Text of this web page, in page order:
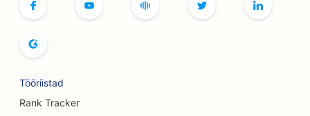
SEO leivaküpsetiste jaoks
SEO rindade suurendamise teenuste jaoks
Tööriistad
Rank Tracker